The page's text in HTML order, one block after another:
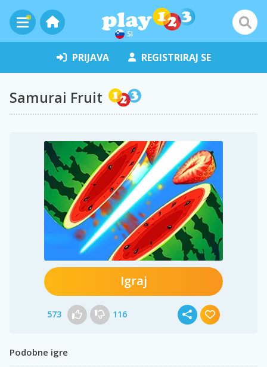
SI
PRIJAVA REGISTRIRAJ SE
Samurai Fruit
Igraj
573 116
Podobne igre